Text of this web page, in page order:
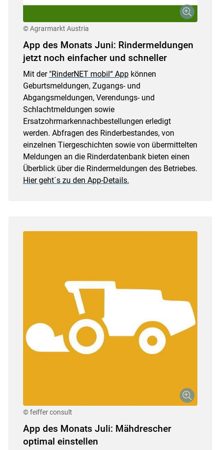
© Agrarmarkt Austria
App des Monats Juni: Rindermeldungen
jetzt noch einfacher und schneller
Mit der "RinderNET mobil“ Appkönnen
Geburtsmeldungen, Zugangs- und
Abgangsmeldungen, Verendungs- und
Schlachtmeldungen sowie
Ersatzohrmarkennachbestellungen erledigt
werden. Abfragen des Rinderbestandes, von
einzelnen Tiergeschichten sowie von übermittelten
Meldungen an die Rinderdatenbank bieten einen
Überblick über die Rindermeldungen des Betriebes.
Hier geht´s zu den App-Details.
© feiffer consult
App des Monats Juli: Mähdrescher
optimal einstellen